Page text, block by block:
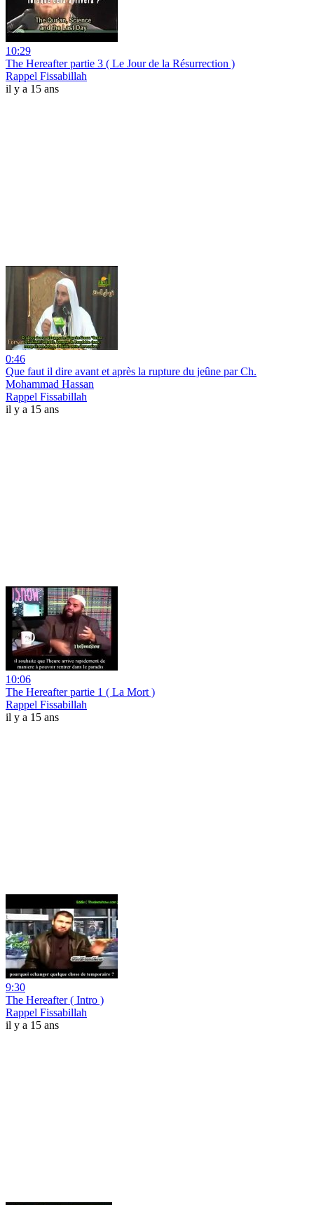
10:29
The Hereafter partie 3 ( Le Jour de la Résurrection )
Rappel Fissabillah
il y a 15 ans
0:46
Que faut il dire avant et après la rupture du jeûne par Ch.
Mohammad Hassan
Rappel Fissabillah
il y a 15 ans
10:06
The Hereafter partie 1 ( La Mort )
Rappel Fissabillah
il y a 15 ans
9:30
The Hereafter ( Intro )
Rappel Fissabillah
il y a 15 ans